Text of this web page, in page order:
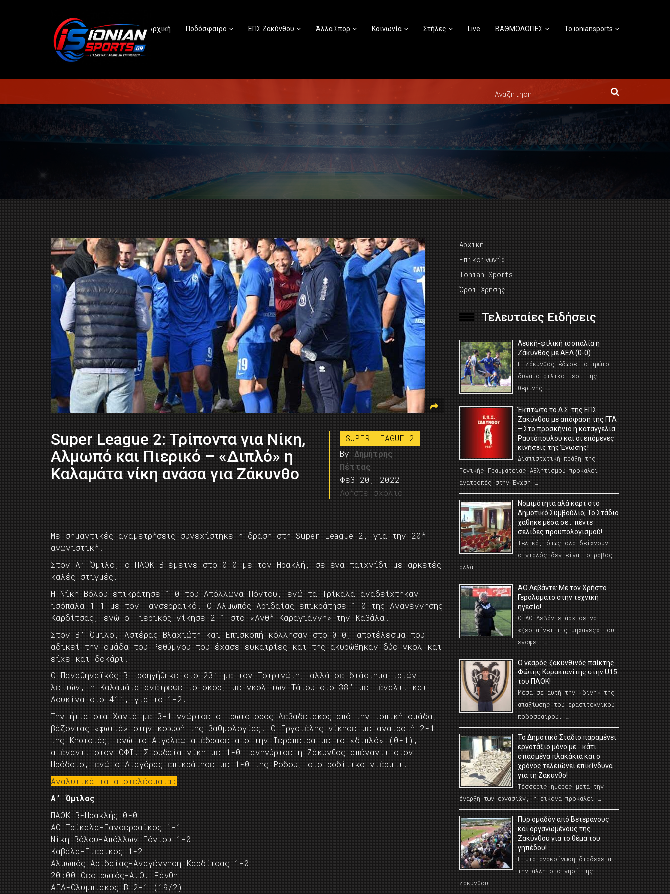
Αρχική Ποδόσφαιρο ΕΠΣ Ζακύνθου Άλλα Σπορ Κοινωνία Στήλες Live ΒΑΘΜΟΛΟΓΙΕΣ Το ioniansports
Super League 2: Τρίποντα για Νίκη,
Αλμωπό και Πιερικό – «Διπλό» η
Καλαμάτα νίκη ανάσα για Ζάκυνθο
SUPER LEAGUE 2
By Δημήτρης
Πέττας
Φεβ 20, 2022
Αφήστε σχόλιο
Με σημαντικές αναμετρήσεις συνεχίστηκε η δράση στη Super League 2, για την 20ή
αγωνιστική.
Στον Α’ Όμιλο, ο ΠΑΟΚ Β έμεινε στο 0-0 με τον Ηρακλή, σε ένα παιχνίδι με αρκετές
καλές στιγμές.
Η Νίκη Βόλου επικράτησε 1-0 του Απόλλωνα Πόντου, ενώ τα Τρίκαλα αναδείχτηκαν
ισόπαλα 1-1 με τον Πανσερραϊκό. Ο Αλμωπός Αριδαίας επικράτησε 1-0 της Αναγέννησης
Καρδίτσας, ενώ ο Πιερικός νίκησε 2-1 στο «Ανθή Καραγιάννη» την Καβάλα.
Στον Β’ Όμιλο, Αστέρας Βλαχιώτη και Επισκοπή κόλλησαν στο 0-0, αποτέλεσμα που
αδικεί την ομάδα του Ρεθύμνου που έχασε ευκαιρίες και της ακυρώθηκαν δύο γκολ και
είχε και δοκάρι.
Ο Παναθηναϊκός Β προηγήθηκε στο 23’ με τον Τσιριγώτη, αλλά σε διάστημα τριών
λεπτών, η Καλαμάτα ανέτρεψε το σκορ, με γκολ των Τάτου στο 38’ με πέναλτι και
Λουκίνα στο 41’, για το 1-2.
Την ήττα στα Χανιά με 3-1 γνώρισε ο πρωτοπόρος Λεβαδειακός από την τοπική ομάδα,
βάζοντας «φωτιά» στην κορυφή της βαθμολογίας. Ο Εργοτέλης νίκησε με ανατροπή 2-1
της Κηφισιάς, ενώ το Αιγάλεω απέδρασε από την Ιεράπετρα με το «διπλό» (0-1),
απέναντι στον ΟΦΙ. Σπουδαία νίκη με 1-0 πανηγύρισε η Ζάκυνθος απέναντι στον
Ηρόδοτο, ενώ ο Διαγόρας επικράτησε με 1-0 της Ρόδου, στο ροδίτικο ντέρμπι.
Αναλυτικά τα αποτελέσματα:
Α’ Όμιλος
ΠΑΟΚ Β-Ηρακλής 0-0
ΑΟ Τρίκαλα-Πανσερραϊκός 1-1
Νίκη Βόλου-Απόλλων Πόντου 1-0
Καβάλα-Πιερικός 1-2
Αλμωπός Αριδαίας-Αναγέννηση Καρδίτσας 1-0
20:00 Θεσπρωτός-Α.Ο. Ξάνθη
ΑΕΛ-Ολυμπιακός Β 2-1 (19/2)
Αρχική
Επικοινωνία
Ionian Sports
Όροι Χρήσης
Τελευταίες Ειδήσεις
Λευκή-φιλική ισοπαλία η
Ζάκυνθος με ΑΕΛ (0-0)
Η Ζάκυνθος έδωσε το πρώτο
δυνατό φιλικό τεστ της
θερινής …
Έκπτωτο το Δ.Σ. της ΕΠΣ
Ζακύνθου με απόφαση της ΓΓΑ
– Στο προσκήνιο η καταγγελία
Ραυτόπουλου και οι επόμενες
κινήσεις της Ένωσης!
Διαπιστωτική πράξη της
Γενικής Γραμματείας Αθλητισμού προκαλεί
ανατροπές στην Ένωση …
Νομιμότητα αλά καρτ στο
Δημοτικό Συμβούλιο; Το Στάδιο
χάθηκε μέσα σε… πέντε
σελίδες προϋπολογισμού!
Τελικά, όπως όλα δείχνουν,
ο γιαλός δεν είναι στραβός…
αλλά …
ΑΟ Λεβάντε: Με τον Χρήστο
Γερολυμάτο στην τεχνική
ηγεσία!
Ο ΑΟ Λεβάντε άρχισε να
«ζεσταίνει τις μηχανές» του
ενόψει …
O νεαρός ζακυνθινός παίκτης
Φώτης Κορακιανίτης στην U15
του ΠΑΟΚ!
Μέσα σε αυτή την «δίνη» της
απαξίωσης του ερασιτεχνικού
ποδοσφαίρου. …
Το Δημοτικό Στάδιο παραμένει
εργοτάξιο μόνο με… κάτι
σπασμένα πλακάκια και ο
χρόνος τελειώνει επικίνδυνα
για τη Ζάκυνθο!
Τέσσερις ημέρες μετά την
έναρξη των εργασιών, η εικόνα προκαλεί …
Πυρ ομαδόν από Βετεράνους
και οργανωμένους της
Ζακύνθου για το θέμα του
γηπέδου!
Η μια ανακοίνωση διαδέχεται
την άλλη στο νησί της
Ζακύνθου …